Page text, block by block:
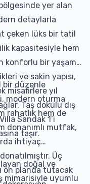
yer alan
detaylarla
çeken lüks bir tatil
kapasitesiyle hem
konforlu bir yaşam
ve sakin yapısı,
misafirlere yıl
Taş dokulu dış
Sandak 1’i
taşır.
bir düzenle
modern oturma
rahatlık hem de
donanımlı mutfak,
ihtiyaç
Üç
ön planda tutacak
doğal ve
mimarisiyle uyumlu